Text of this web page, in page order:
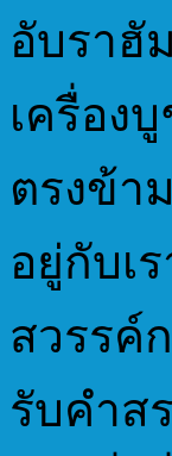
อับราฮั
เครื่อง
ตรงข้า
อยู่กับเ
สวรรค์
รับคำส